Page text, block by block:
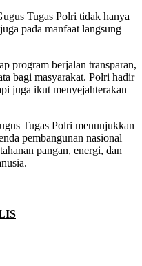
Tugas Polri tidak hanya
pada manfaat langsung
program berjalan transparan,
bagi masyarakat. Polri hadir
juga ikut menyejahterakan
Tugas Polri menunjukkan
pembangunan nasional
pangan, energi, dan